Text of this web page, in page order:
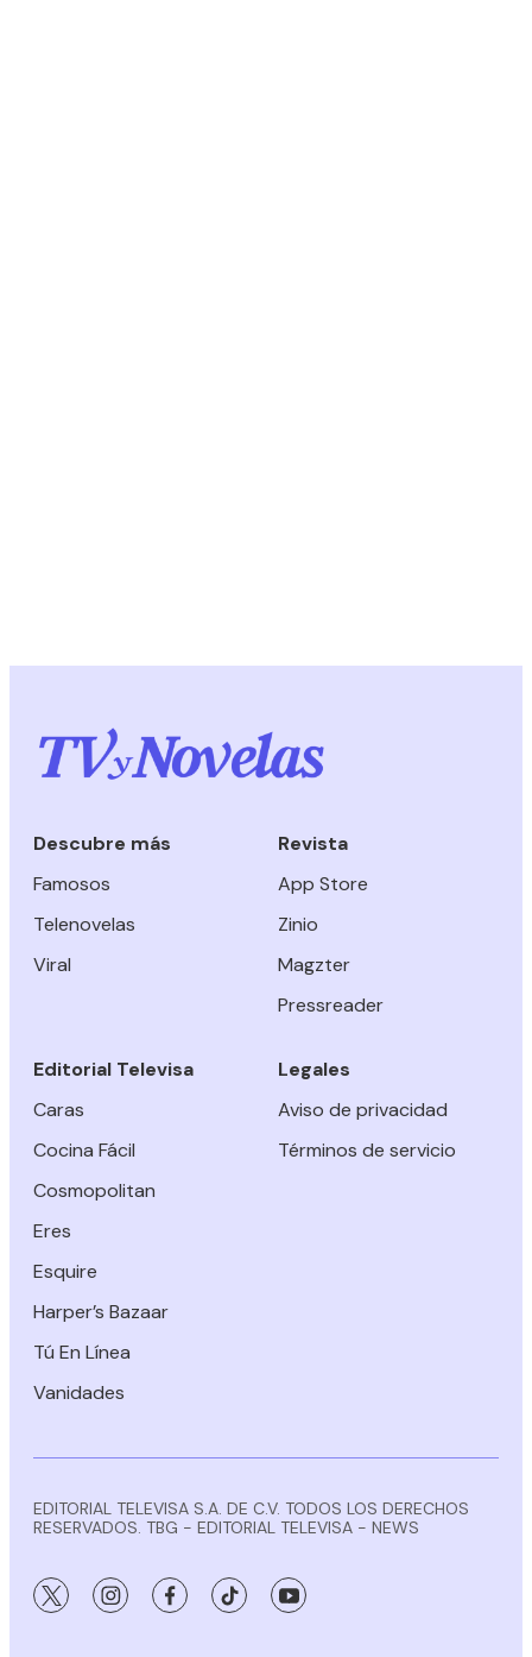
Descubre más
Famosos
Telenovelas
Viral
Revista
App Store
Zinio
Magzter
Pressreader
Editorial Televisa
Caras
Cocina Fácil
Cosmopolitan
Eres
Esquire
Harper’s Bazaar
Tú En Línea
Vanidades
Legales
Aviso de privacidad
Términos de servicio
EDITORIAL TELEVISA S.A. DE C.V. TODOS LOS DERECHOS
RESERVADOS. TBG - EDITORIAL TELEVISA - NEWS
twitter instagramfacebooktiktok youtube